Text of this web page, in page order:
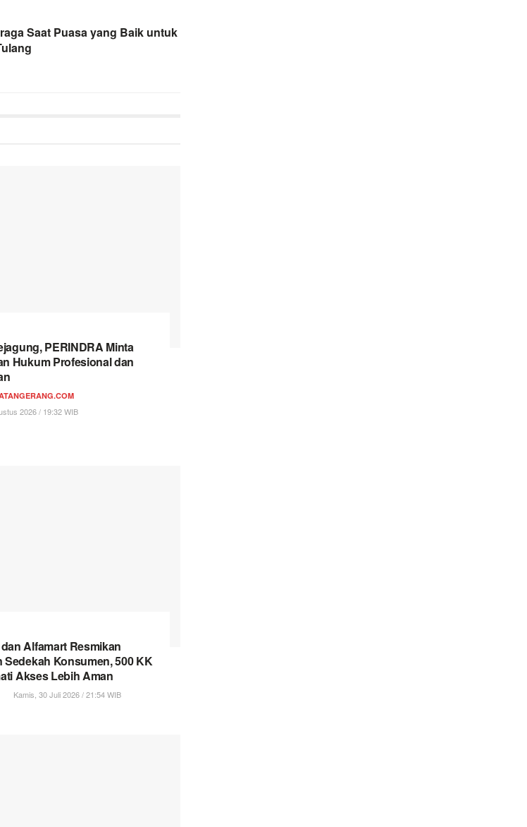
Saat Puasa yang Baik untuk
PERINDRA Minta
Hukum Profesional dan
2026 / 19:32 WIB
Alfamart Resmikan
Sedekah Konsumen, 500 KK
Akses Lebih Aman
Kamis, 30 Juli 2026 / 21:54 WIB